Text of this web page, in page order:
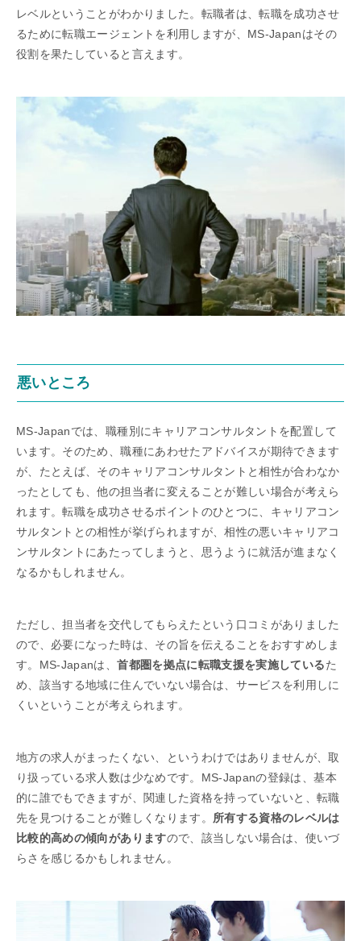
レベルということがわかりました。転職者は、転職を成功させ
るために転職エージェントを利用しますが、MS-Japanはその
役割を果たしていると言えます。
悪いところ
MS-Japanでは、職種別にキャリアコンサルタントを配置して
います。そのため、職種にあわせたアドバイスが期待できます
が、たとえば、そのキャリアコンサルタントと相性が合わなか
ったとしても、他の担当者に変えることが難しい場合が考えら
れます。転職を成功させるポイントのひとつに、キャリアコン
サルタントとの相性が挙げられますが、相性の悪いキャリアコ
ンサルタントにあたってしまうと、思うように就活が進まなく
なるかもしれません。
ただし、担当者を交代してもらえたという口コミがありました
ので、必要になった時は、その旨を伝えることをおすすめしま
す。MS-Japanは、首都圏を拠点に転職支援を実施しているた
め、該当する地域に住んでいない場合は、サービスを利用しに
くいということが考えられます。
地方の求人がまったくない、というわけではありませんが、取
り扱っている求人数は少なめです。MS-Japanの登録は、基本
的に誰でもできますが、関連した資格を持っていないと、転職
先を見つけることが難しくなります。 所有する資格のレベルは
比較的高めの傾向がありますので、該当しない場合は、使いづ
らさを感じるかもしれません。